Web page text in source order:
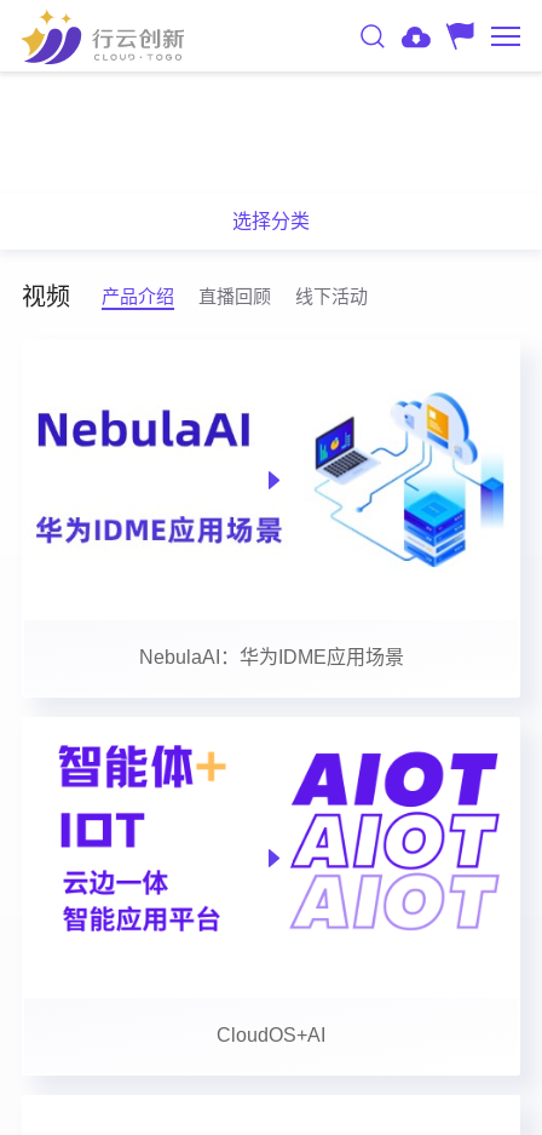
选择分类
视频 产品介绍 直播回顾 线下活动
NebulaAI：华为IDME应用场景
CloudOS+AI